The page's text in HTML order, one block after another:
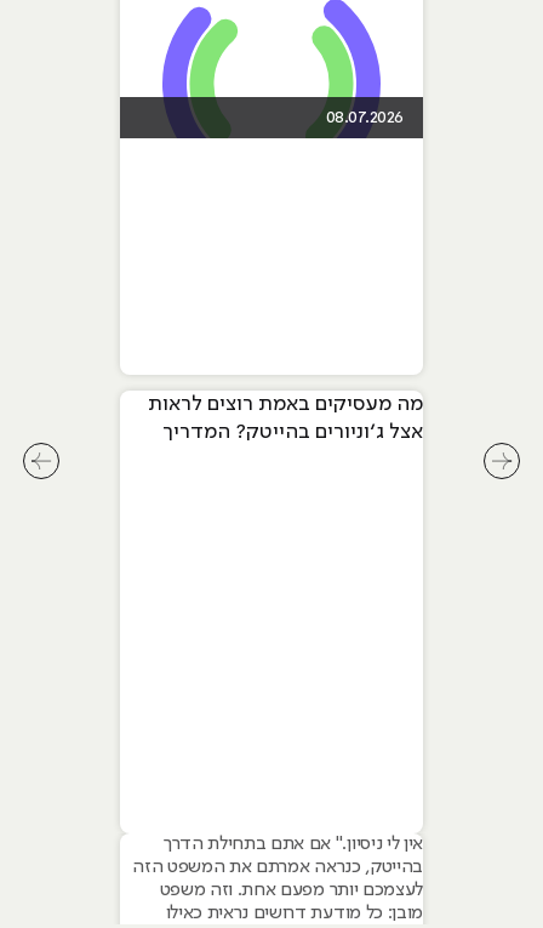
08.07.2026
מה מעסיקים באמת רוצים לראות
אצל ג׳וניורים בהייטק? המדריך
אין לי ניסיון." אם אתם בתחילת הדרך
בהייטק, כנראה אמרתם את המשפט הזה
לעצמכם יותר מפעם אחת. וזה משפט
מובן: כל מודעת דרושים נראית כאילו
לחץ לחץ לשיקופית קודמת בסליידר מאמרים